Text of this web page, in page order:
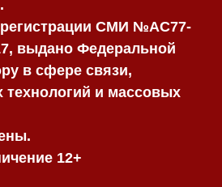
.
СМИ №AC77-
выдано Федеральной
в сфере связи,
и массовых
12+